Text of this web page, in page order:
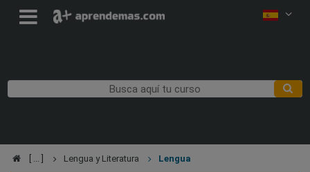
Lengua y Literatura Lengua